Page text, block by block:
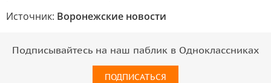
Источник: Воронежские новости
Подписывайтесь на наш паблик в Одноклассниках
ПОДПИСАТЬСЯ